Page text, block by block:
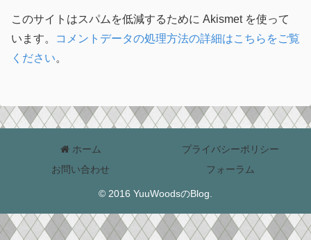
このサイトはスパムを低減するために Akismet を使って
います。
コメントデータの処理方法の詳細はこちらをご覧
ください。
ホーム
プライバシーポリシー
お問い合わせ
フォーラム
© 2016 YuuWoodsのBlog.